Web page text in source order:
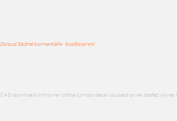
Dosud žádné komentáře - buďte první
CAD download: knihovna rodina symbol detail součást prvek stafáž